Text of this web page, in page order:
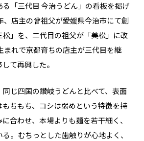
「三代目 今治うどん」の看板を掲げ
、店主の曾祖父が愛媛県今治市にて創
松」を、二代目の祖父が「美松」に改
まれで京都育ちの店主が三代目を継
て再興した。
同じ四国の讃岐うどんと比べて、表面
もちもち、コシは弱めという特徴を持
合わせ、本場よりも麺を若干細く、
。むちっとした歯触りが心地よく、